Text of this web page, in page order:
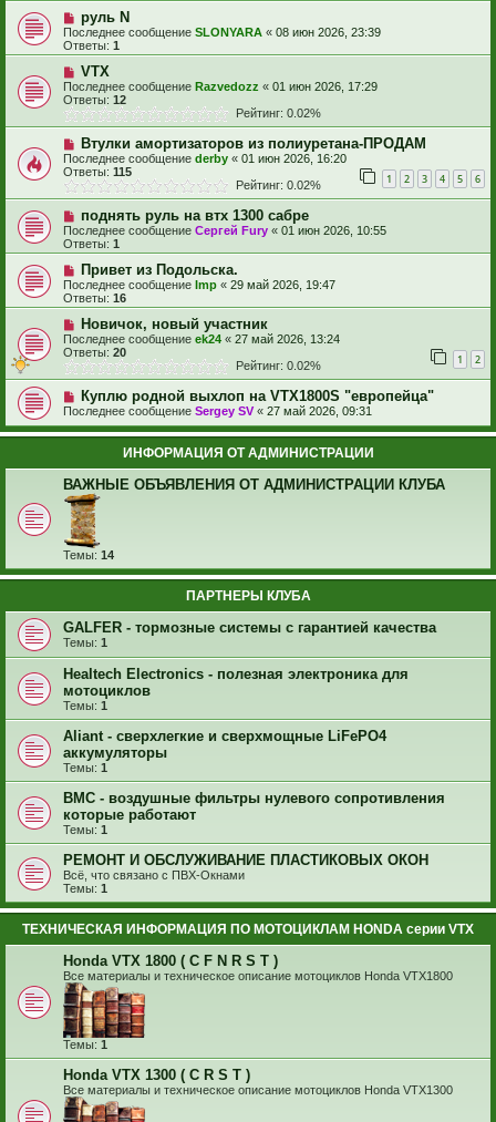
руль N
Последнее сообщение SLONYARA « 08 июн 2026, 23:39
Ответы: 1
VTX
Последнее сообщение Razvedozz « 01 июн 2026, 17:29
Ответы: 12
Рейтинг: 0.02%
Втулки амортизаторов из полиуретана-ПРОДАМ
Последнее сообщение derby « 01 июн 2026, 16:20
Ответы: 115 1 2 3 4 5 6
Рейтинг: 0.02%
поднять руль на втх 1300 сабре
Последнее сообщение Сергей Fury « 01 июн 2026, 10:55
Ответы: 1
Привет из Подольска.
Последнее сообщение Imp « 29 май 2026, 19:47
Ответы: 16
Новичок, новый участник
Последнее сообщение ek24 « 27 май 2026, 13:24
Ответы: 20 1 2
Рейтинг: 0.02%
Куплю родной выхлоп на VTX1800S "европейца"
Последнее сообщение Sergey SV« 27 май 2026, 09:31
ИНФОРМАЦИЯ ОТ АДМИНИСТРАЦИИ
ВАЖНЫЕ ОБЪЯВЛЕНИЯ ОТ АДМИНИСТРАЦИИ КЛУБА
Темы: 14
ПАРТНЕРЫ КЛУБА
GALFER - тормозные системы с гарантией качества
Темы: 1
Healtech Electronics - полезная электроника для
мотоциклов
Темы: 1
Aliant - сверхлегкие и сверхмощные LiFePO4
аккумуляторы
Темы: 1
BMC - воздушные фильтры нулевого сопротивления
которые работают
Темы: 1
РЕМОНТ И ОБСЛУЖИВАНИЕ ПЛАСТИКОВЫХ ОКОН
Всё, что связано с ПВХ-Окнами
Темы: 1
ТЕХНИЧЕСКАЯ ИНФОРМАЦИЯ ПО МОТОЦИКЛАМ HONDA серии VTX
Honda VTX 1800 ( C F N R S T )
Все материалы и техническое описание мотоциклов Honda VTX1800
Темы: 1
Honda VTX 1300 ( C R S T )
Все материалы и техническое описание мотоциклов Honda VTX1300